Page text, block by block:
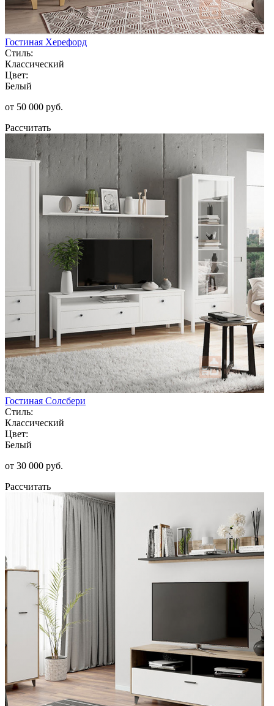
Гостиная Херефорд
Стиль:
Классический
Цвет:
Белый
от 50 000 руб.
Рассчитать
Гостиная Солсбери
Стиль:
Классический
Цвет:
Белый
от 30 000 руб.
Рассчитать